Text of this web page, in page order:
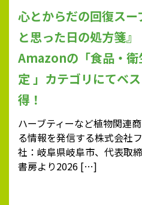
心とからだの回復スー
と思った日の処方箋
Amazonの「食品・衛
定 」カテゴリにてベ
得！
ハーブティーなど植物関連
る情報を発信する株式会社
社：岐阜県岐阜市、代表取
書房より2026 […]